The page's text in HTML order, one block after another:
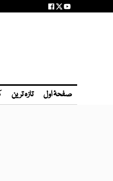
صفحۂ اول تازہ ترین